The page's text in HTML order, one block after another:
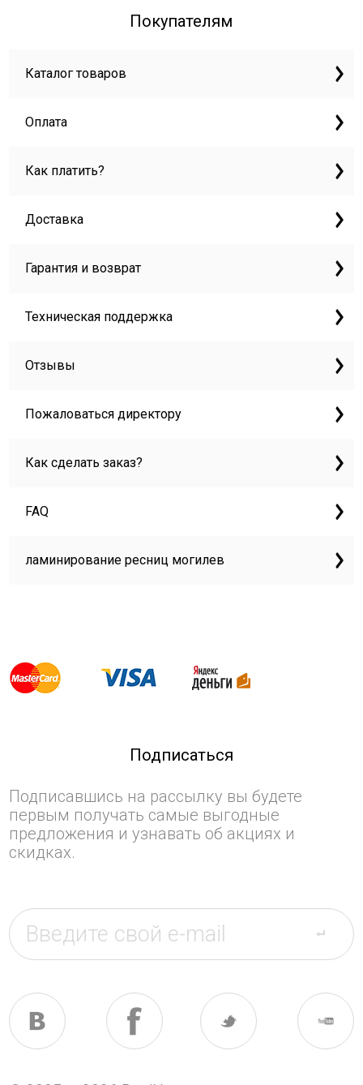
Покупателям
Каталог товаров
Оплата
Как платить?
Доставка
Гарантия и возврат
Техническая поддержка
Отзывы
Пожаловаться директору
Как сделать заказ?
FAQ
ламинирование ресниц могилев
Подписаться
Подписавшись на рассылку вы будете
первым получать самые выгодные
предложения и узнавать об акциях и
скидках.